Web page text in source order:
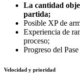
La cantidad
partida;
Posible XP de
Experiencia de
proceso;
Progreso del
Velocidad y prioridad